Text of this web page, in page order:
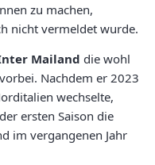
zu machen,
nicht vermeldet wurde.
Mailand die wohl
Nachdem er 2023
wechselte,
ersten Saison die
im vergangenen Jahr